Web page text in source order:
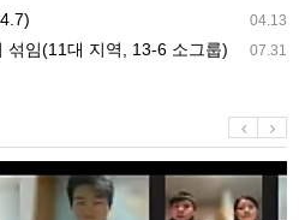
04.13
07.31
섞임(11대 지역, 13-6 소그룹)